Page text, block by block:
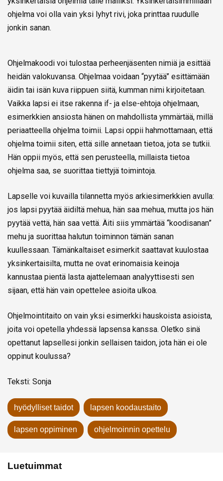
ohjelma voi olla vain yksi lyhyt rivi, joka printtaa ruudulle
jonkin sanan.
Ohjelmakoodi voi tulostaa perheenjäsenten nimiä ja esittää
heidän valokuvansa. Ohjelmaa voidaan “pyytää” esittämään
äidin tai isän kuva riippuen siitä, kumman nimi kirjoitetaan.
Vaikka lapsi ei itse rakenna if- ja else-ehtoja ohjelmaan,
esimerkkien ansiosta hänen on mahdollista ymmärtää, millä
periaatteella ohjelma toimii. Lapsi oppii hahmottamaan, että
ohjelma toimii siten, että sille annetaan tietoa, jota se tutkii.
Hän oppii myös, että sen perusteella, millaista tietoa
ohjelma saa, se suorittaa tiettyjä toimintoja.
Lapselle voi kuvailla tilannetta myös arkiesimerkkien avulla:
jos lapsi pyytää äidiltä mehua, hän saa mehua, mutta jos hän
pyytää vettä, hän saa vettä. Äiti siis ymmärtää “koodisanan”
mehu ja suorittaa halutun toiminnon tämän sanan
kuullessaan. Tämänkaltaiset esimerkit saattavat kuulostaa
yksinkertaisilta, mutta ne ovat erinomaisia keinoja
kannustaa pientä lasta ajattelemaan analyyttisesti sen
sijaan, että hän vain opettelee asioita ulkoa.
Ohjelmointitaito on vain yksi esimerkki hauskoista asioista,
joita voi opetella yhdessä lapsensa kanssa. Oletko sinä
opettanut lapsellesi jonkin sellaisen taidon, jota hän ei ole
oppinut koulussa?
Teksti: Sonja
hyödylliset taidot lapsen koodaustaito
lapsen oppiminen ohjelmoinnin opettelu
Luetuimmat